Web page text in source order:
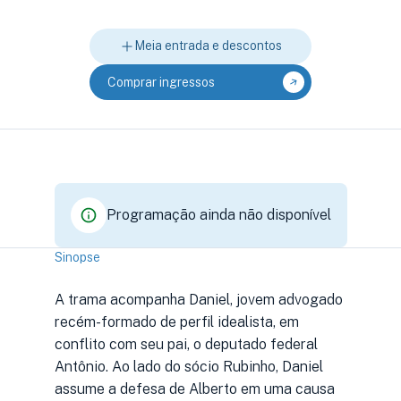
Meia entrada e descontos
Comprar ingressos
Programação ainda não disponível
Sinopse
A trama acompanha Daniel, jovem advogado
recém-formado de perfil idealista, em
conflito com seu pai, o deputado federal
Antônio. Ao lado do sócio Rubinho, Daniel
assume a defesa de Alberto em uma causa